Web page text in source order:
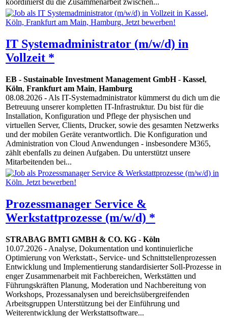
koordinierst du die Zusammenarbeit zwischen...
IT Systemadministrator (m/w/d) in
Vollzeit *
EB - Sustainable Investment Management GmbH- Kassel,
Köln, Frankfurt am Main, Hamburg
08.08.2026 - Als IT-Systemadministrator kümmerst du dich um die
Betreuung unserer kompletten IT-Infrastruktur. Du bist für die
Installation, Konfiguration und Pflege der physischen und
virtuellen Server, Clients, Drucker, sowie des gesamten Netzwerks
und der mobilen Geräte verantwortlich. Die Konfiguration und
Administration von Cloud Anwendungen - insbesondere M365,
zählt ebenfalls zu deinen Aufgaben. Du unterstützt unsere
Mitarbeitenden bei...
Prozessmanager Service &
Werkstattprozesse (m/w/d) *
STRABAG BMTI GMBH & CO. KG - Köln
10.07.2026 - Analyse, Dokumentation und kontinuierliche
Optimierung von Werkstatt-, Service- und Schnittstellenprozessen
Entwicklung und Implementierung standardisierter Soll-Prozesse in
enger Zusammenarbeit mit Fachbereichen, Werkstätten und
Führungskräften Planung, Moderation und Nachbereitung von
Workshops, Prozessanalysen und bereichsübergreifenden
Arbeitsgruppen Unterstützung bei der Einführung und
Weiterentwicklung der Werkstattsoftware...